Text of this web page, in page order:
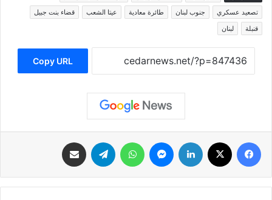
تصعيد عسكري
جنوب لبنان طائرة معادية عيتا الشعب
قضاء بنت جبيل
قنبلة
لبنان
Copy URL
فيسبوك لينكدإن ماسنجر واتساب تيلقرام